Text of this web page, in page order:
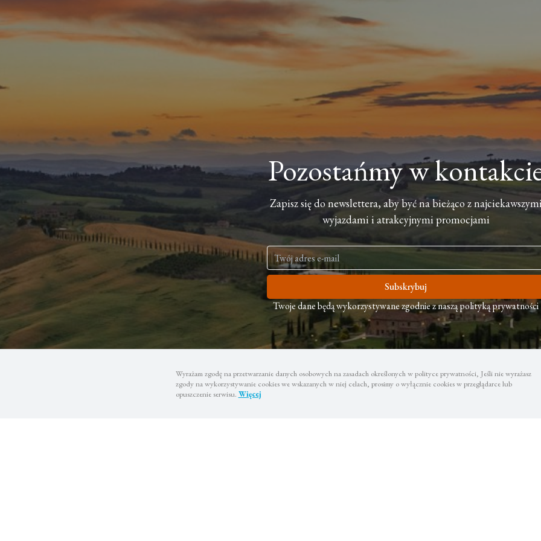
Wyrażam zgodę na przetwarzanie danych osobowych na zasadach określonych w polityce prywatności, Jeśli nie wyrażasz
zgody na wykorzystywanie cookies we wskazanych w niej celach, prosimy o wyłącznie cookies w przeglądarce lub
opuszczenie serwisu. Więcej
Pozostańmy w
Zapisz się do newslettera, aby być na bieżąco z
wyjazdami i atrakcyjnymi promocjami
Subskrybuj
Twoje dane będą wykorzystywane zgodnie z naszą polityką prywatności